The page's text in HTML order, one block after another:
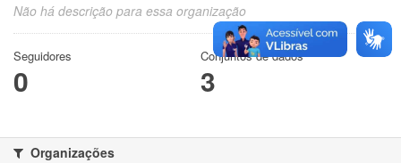
Não há descrição para essa organização
Seguidores
0
Conjuntos de dados
3
Organizações